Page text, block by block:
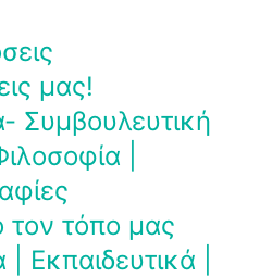
μας!
Συμβουλευτική
|
τον τόπο μας
Εκπαιδευτικά |